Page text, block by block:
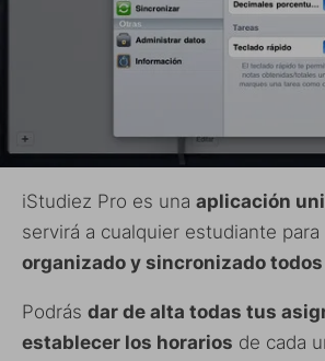
iStudiez Pro es una aplicación
servirá a cualquier estudiante para
organizado y sincronizado
Podrás dar de alta todas tus
establecer los horarios de cada